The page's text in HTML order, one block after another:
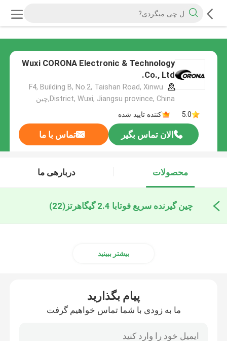
Wuxi CORONA Electronic & Technology
Co., Ltd.
F4, Building B, No.2, Taishan Road, Xinwu
District, Wuxi, Jiangsu province, China,چین
5.0
کننده تایید شده
الان تماس بگیر تماس با ما
محصولات دربارهی ما
چین گیرنده سریع فوتابا 2.4 گیگاهرتز (22)
بیشتر ببینید
پیام بگذارید
ما به زودی با شما تماس خواهیم گرفت